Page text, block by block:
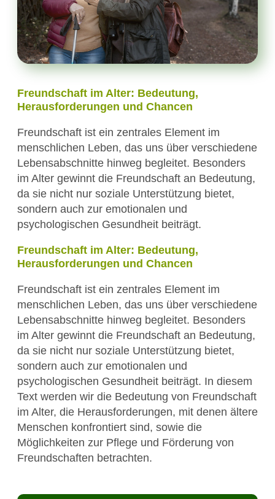
Freundschaft im Alter: Bedeutung,
Herausforderungen und Chancen
Freundschaft ist ein zentrales Element im
menschlichen Leben, das uns über verschiedene
Lebensabschnitte hinweg begleitet. Besonders
im Alter gewinnt die Freundschaft an Bedeutung,
da sie nicht nur soziale Unterstützung bietet,
sondern auch zur emotionalen und
psychologischen Gesundheit beiträgt.
Freundschaft im Alter: Bedeutung,
Herausforderungen und Chancen
Freundschaft ist ein zentrales Element im
menschlichen Leben, das uns über verschiedene
Lebensabschnitte hinweg begleitet. Besonders
im Alter gewinnt die Freundschaft an Bedeutung,
da sie nicht nur soziale Unterstützung bietet,
sondern auch zur emotionalen und
psychologischen Gesundheit beiträgt. In diesem
Text werden wir die Bedeutung von Freundschaft
im Alter, die Herausforderungen, mit denen ältere
Menschen konfrontiert sind, sowie die
Möglichkeiten zur Pflege und Förderung von
Freundschaften betrachten.